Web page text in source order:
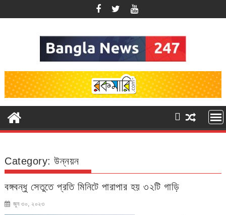
to
Category:উন্নয়ন
বঙ্গবন্ধু সেতুতে প্রতি মিনিটে পারাপার হয় ৩২টি গাড়ি
জুন ৩০, ২০২৩